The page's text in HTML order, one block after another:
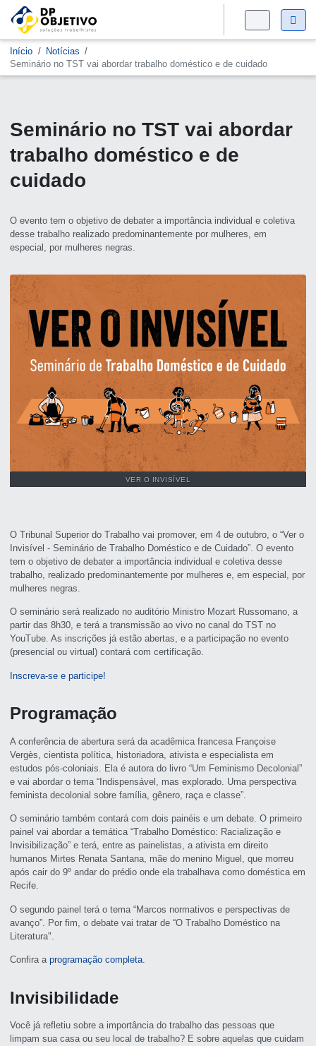
Início
Notícias
Seminário no TST vai abordar trabalho doméstico e de cuidado
Seminário no TST vai abordar
trabalho doméstico e de
cuidado
O evento tem o objetivo de debater a importância individual e coletiva
desse trabalho realizado predominantemente por mulheres, em
especial, por mulheres negras.
VER O INVISÍVEL
O Tribunal Superior do Trabalho vai promover, em 4 de outubro, o “Ver o
Invisível - Seminário de Trabalho Doméstico e de Cuidado”. O evento
tem o objetivo de debater a importância individual e coletiva desse
trabalho, realizado predominantemente por mulheres e, em especial, por
mulheres negras.
O seminário será realizado no auditório Ministro Mozart Russomano, a
partir das 8h30, e terá a transmissão ao vivo no canal do TST no
YouTube. As inscrições já estão abertas, e a participação no evento
(presencial ou virtual) contará com certificação.
Inscreva-se e participe!
Programação
A conferência de abertura será da acadêmica francesa Françoise
Vergès, cientista política, historiadora, ativista e especialista em
estudos pós-coloniais. Ela é autora do livro “Um Feminismo Decolonial”
e vai abordar o tema “Indispensável, mas explorado. Uma perspectiva
feminista decolonial sobre família, gênero, raça e classe”.
O seminário também contará com dois painéis e um debate. O primeiro
painel vai abordar a temática “Trabalho Doméstico: Racialização e
Invisibilização” e terá, entre as painelistas, a ativista em direito
humanos Mirtes Renata Santana, mãe do menino Miguel, que morreu
após cair do 9º andar do prédio onde ela trabalhava como doméstica em
Recife.
O segundo painel terá o tema “Marcos normativos e perspectivas de
avanço”. Por fim, o debate vai tratar de “O Trabalho Doméstico na
Literatura".
Confira aprogramação completa
Invisibilidade
Você já refletiu sobre a importância do trabalho das pessoas que
limpam sua casa ou seu local de trabalho? E sobre aquelas que cuidam